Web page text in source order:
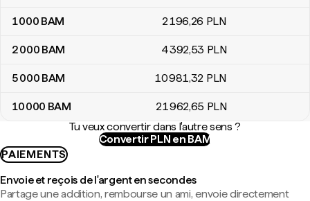
1 000 BAM 2 196,26 PLN
2 000 BAM 4 392,53 PLN
5 000 BAM 10 981,32 PLN
10 000 BAM 21 962,65 PLN
Tu veux convertir dans l'autre sens ?
Convertir PLN en BAM
PAIEMENTS
Envoie et reçois de l'argent en secondes
Partage une addition, rembourse un ami, envoie directement